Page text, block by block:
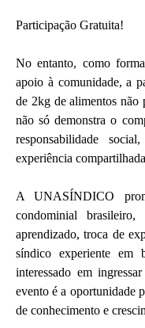
Participação Gratuita!
No entanto, como
apoio à comunidade, a
de 2kg de alimentos não
não só demonstra o
responsabilidade
experiência
A UNASÍNDICO
condominial
aprendizado, troca de
síndico experiente em
interessado em
evento é a oportunidade
de conhecimento e